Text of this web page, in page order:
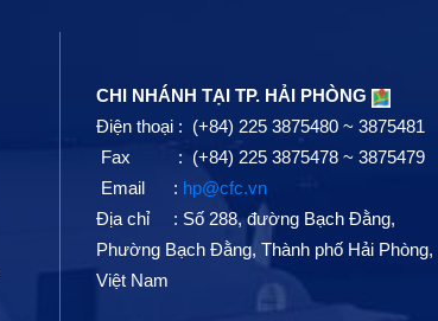
CHI NHÁNH TẠI TP. HẢI PHÒNG
Điện thoại : (+84) 225 3875480 ~ 3875481
Fax : (+84) 225 3875478 ~ 3875479
Email : hp@cfc.vn
Địa chỉ : Số 288, đường Bạch Đằng,
Phường Bạch Đằng, Thành phố Hải Phòng,
Việt Nam